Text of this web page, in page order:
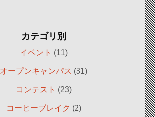
カテゴリ別
イベント (11)
オープンキャンパス (31)
コンテスト (23)
コーヒーブレイク (2)